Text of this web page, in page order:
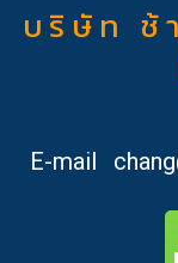
บ ริ ษั ท ช้ า
E-mail